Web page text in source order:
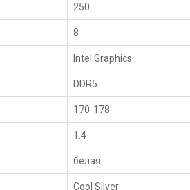
250
8
Intel Graphics
DDR5
170-178
1.4
белая
Cool Silver